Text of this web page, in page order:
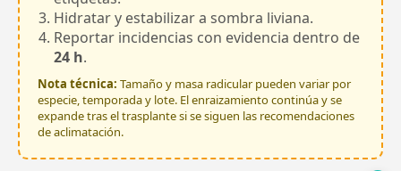
Hidratar y estabilizar a sombra liviana.
Reportar incidencias con evidencia dentro de
24 h.
Nota técnica: Tamaño y masa radicular pueden variar por
especie, temporada y lote. El enraizamiento continúa y se
expande tras el trasplante si se siguen las recomendaciones
de aclimatación.